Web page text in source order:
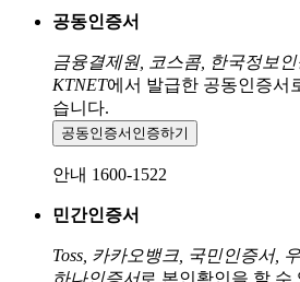
공동인증서
금융결제원, 코스콤, 한국정보
KTNET에서 발급한 공동인증서
습니다.
공동인증서 인증하기
안내 1600-1522
민간인증서
Toss, 카카오뱅크, 국민인증서,